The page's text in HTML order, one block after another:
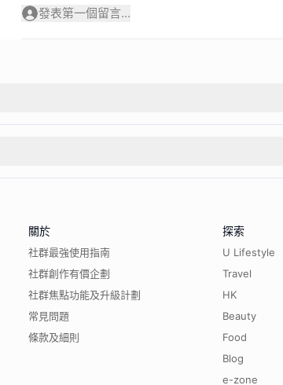
發表第一個留言...
關於
社群最強使用指南
社群創作有價企劃
社群焦點功能及升級計劃
常見問題
條款及細則
探索
U Lifestyle
Travel
HK
Beauty
Food
Blog
e-zone